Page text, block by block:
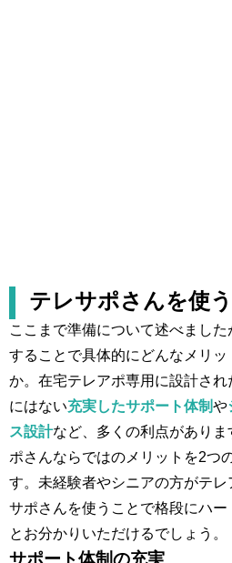
テレサポさんを使
ここまで準備について述べまし
することで具体的にどんなメリッ
か。在宅テレアポ専用に設計さ
にはない充実したサポート体制や
ス設計など、多くの利点があり
ポさんならではのメリットを2つ
す。未経験者やシニアの方がテ
サポさんを使うことで格段にハ
とお分かりいただけるでしょう。
サポート体制の充実